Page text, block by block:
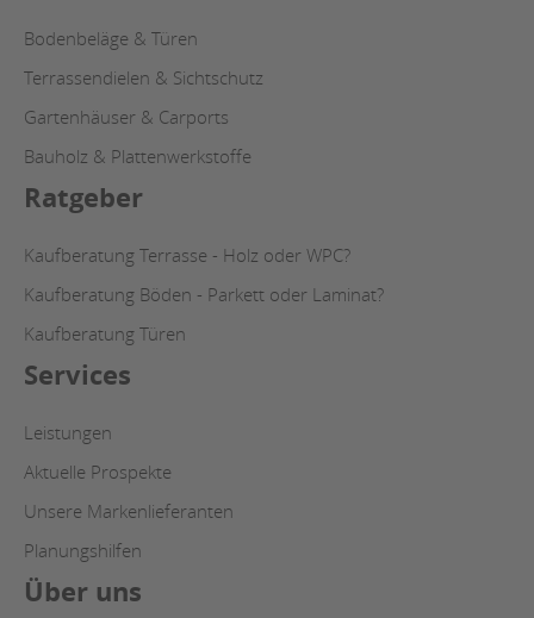
Bodenbeläge & Türen
Terrassendielen & Sichtschutz
Gartenhäuser & Carports
Bauholz & Plattenwerkstoffe
Ratgeber
Kaufberatung Terrasse - Holz oder WPC?
Kaufberatung Böden - Parkett oder Laminat?
Kaufberatung Türen
Services
Leistungen
Aktuelle Prospekte
Unsere Markenlieferanten
Planungshilfen
Über uns